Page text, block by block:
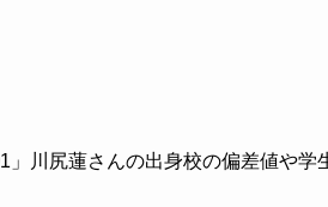
」川尻蓮さんの出身校の偏差値や